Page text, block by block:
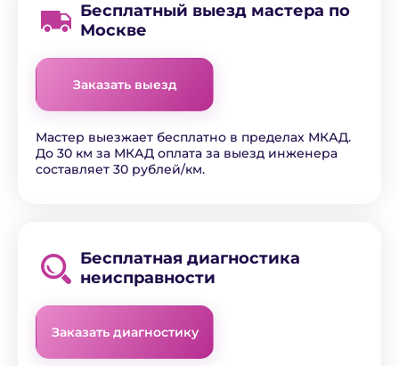
Бесплатный выезд мастера по
Москве
Заказать выезд
Мастер выезжает бесплатно в пределах МКАД.
До 30 км за МКАД оплата за выезд инженера
составляет 30 рублей/км.
Бесплатная диагностика
неисправности
Заказать диагностику